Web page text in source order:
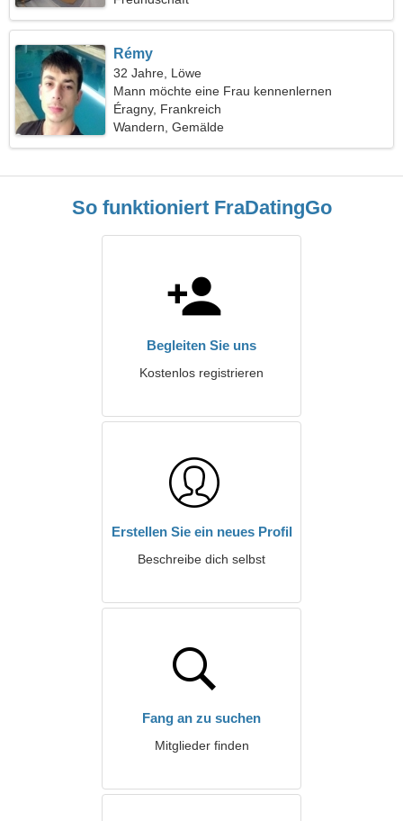
Rémy
32 Jahre, Löwe
Mann möchte eine Frau kennenlernen
Éragny, Frankreich
Wandern, Gemälde
So funktioniert FraDatingGo
Begleiten Sie uns
Kostenlos registrieren
Erstellen Sie ein neues Profil
Beschreibe dich selbst
Fang an zu suchen
Mitglieder finden